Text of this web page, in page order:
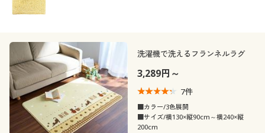
洗濯機で洗えるフランネルラグ
3,289円～
7件
■カラー/3色展開
■サイズ/横130×縦90cm～横240×縦
200cm